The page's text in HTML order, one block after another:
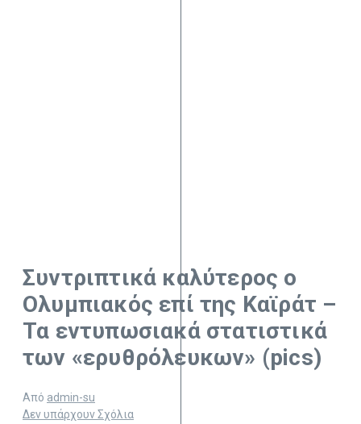
Συντριπτικά καλύτερος ο
Ολυμπιακός επί της Καϊράτ –
Τα εντυπωσιακά στατιστικά
των «ερυθρόλευκων» (pics)
Από admin-su
Δεν υπάρχουν Σχόλια